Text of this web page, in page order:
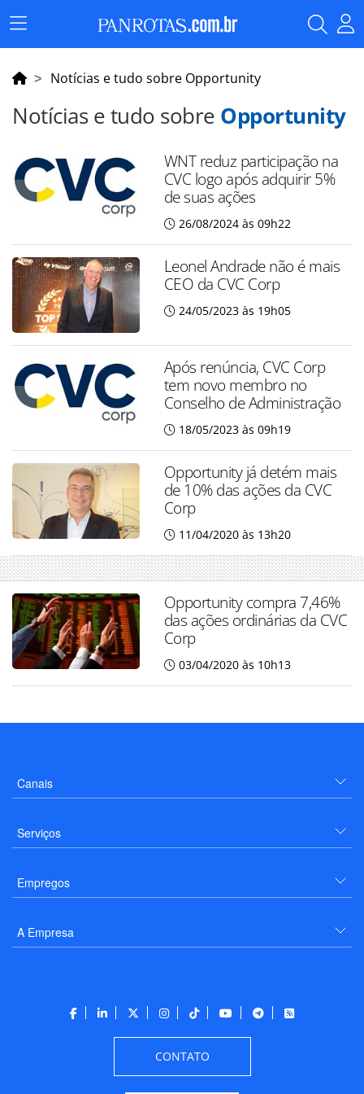
Menu
Principal
Notícias e tudo sobre Opportunity
Notícias e tudo sobre Opportunity
WNT reduz participação na
CVC logo após adquirir 5%
de suas ações
26/08/2024 às 09h22
Leonel Andrade não é mais
CEO da CVC Corp
24/05/2023 às 19h05
Após renúncia, CVC Corp
tem novo membro no
Conselho de Administração
18/05/2023 às 09h19
Opportunity já detém mais
de 10% das ações da CVC
Corp
11/04/2020 às 13h20
Opportunity compra 7,46%
das ações ordinárias da CVC
Corp
03/04/2020 às 10h13
Canais
Serviços
Empregos
A Empresa
CONTATO